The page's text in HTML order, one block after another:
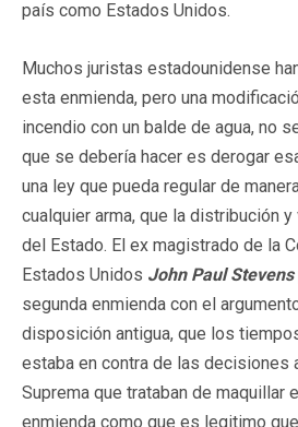
país como Estados Unidos.
Muchos juristas estadounidense
esta enmienda, pero una
incendio con un balde de agua, no
que se debería hacer es derogar
una ley que pueda regular de
cualquier arma, que la distribución
del Estado. El ex magistrado de la
Estados Unidos John Paul Stevens
segunda enmienda con el
disposición antigua, que los
estaba en contra de las decisiones
Suprema que trataban de maquillar
enmienda como que es legitimo